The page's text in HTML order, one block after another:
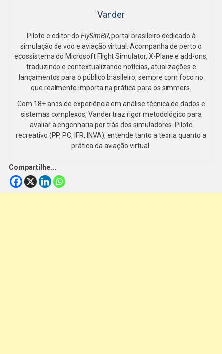
Vander
Piloto e editor do FlySimBR, portal brasileiro dedicado à
simulação de voo e aviação virtual. Acompanha de perto o
ecossistema do Microsoft Flight Simulator, X-Plane e add-ons,
traduzindo e contextualizando notícias, atualizações e
lançamentos para o público brasileiro, sempre com foco no
que realmente importa na prática para os simmers.
Com 18+ anos de experiência em análise técnica de dados e
sistemas complexos, Vander traz rigor metodológico para
avaliar a engenharia por trás dos simuladores. Piloto
recreativo (PP, PC, IFR, INVA), entende tanto a teoria quanto a
prática da aviação virtual.
Compartilhe...